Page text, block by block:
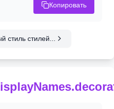
Копировать
стиль стилей...